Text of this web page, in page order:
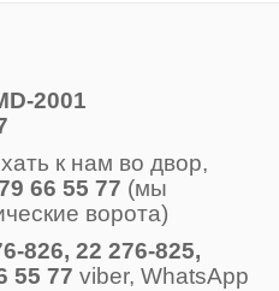
2001
к нам во двор,
66 55 77 (мы
ворота)
826, 22 276-825,
55 77 viber, WhatsApp